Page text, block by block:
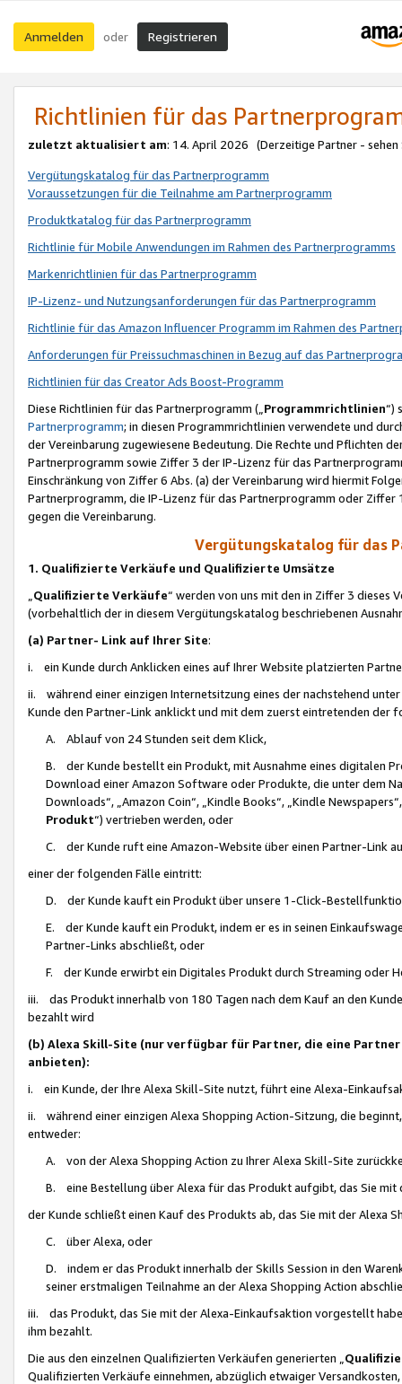
Anmelden oder Registrieren
Richtlinien für das
zuletzt aktualisiert am: 14. April 2026 (Derzeitige Partner - sehen
Vergütungskatalog für das Partnerprogramm
Voraussetzungen für die Teilnahme am Partnerprogramm
Produktkatalog für das Partnerprogramm
Richtlinie für Mobile Anwendungen im Rahmen des Partnerprogramms
Markenrichtlinien für das Partnerprogramm
IP-Lizenz- und Nutzungsanforderungen für das Partnerprogramm
Richtlinie für das Amazon Influencer Programm im Rahmen des
Anforderungen für Preissuchmaschinen in Bezug auf das
Richtlinien für das Creator Ads Boost-Programm
Diese Richtlinien für das Partnerprogramm („Programmrichtlinien“)
Partnerprogramm; in diesen Programmrichtlinien verwendete und
der Vereinbarung zugewiesene Bedeutung. Die Rechte und Pflichten
Partnerprogramm sowie Ziffer 3 der IP-Lizenz für das
Einschränkung von Ziffer 6 Abs. (a) der Vereinbarung wird hiermit
Partnerprogramm, die IP-Lizenz für das Partnerprogramm oder
gegen die Vereinbarung.
Vergütungskatalog für das
1. Qualifizierte Verkäufe und Qualifizierte Umsätze
Qualifizierte Verkäufe“ werden von uns mit den in Ziffer 3
(vorbehaltlich der in diesem Vergütungskatalog beschriebenen
(a) Partner- Link auf Ihrer Site:
i. ein Kunde durch Anklicken eines auf Ihrer Website platzierten
ii. während einer einzigen Internetsitzung eines der nachstehend
Kunde den Partner-Link anklickt und mit dem zuerst eintretenden der
A. Ablauf von 24 Stunden seit dem Klick,
B. der Kunde bestellt ein Produkt, mit Ausnahme eines digitalen
Download einer Amazon Software oder Produkte, die unter dem
Downloads“, „Amazon Coin“, „Kindle Books“, „Kindle
Produkt“) vertrieben werden, oder
C. der Kunde ruft eine Amazon-Website über einen Partner-Link
einer der folgenden Fälle eintritt:
D. der Kunde kauft ein Produkt über unsere 1-Click-
E. der Kunde kauft ein Produkt, indem er es in seinen
Partner-Links abschließt, oder
F. der Kunde erwirbt ein Digitales Produkt durch Streaming oder
iii. das Produkt innerhalb von 180 Tagen nach dem Kauf an den
bezahlt wird
(b) Alexa Skill-Site (nur verfügbar für Partner, die eine
anbieten):
i. ein Kunde, der Ihre Alexa Skill-Site nutzt, führt eine Alexa-
ii. während einer einzigen Alexa Shopping Action-Sitzung, die
entweder:
A. von der Alexa Shopping Action zu Ihrer Alexa Skill-Site
B. eine Bestellung über Alexa für das Produkt aufgibt, das Sie mit
der Kunde schließt einen Kauf des Produkts ab, das Sie mit der Alexa
C. über Alexa, oder
D. indem er das Produkt innerhalb der Skills Session in den
seiner erstmaligen Teilnahme an der Alexa Shopping Action
iii. das Produkt, das Sie mit der Alexa-Einkaufsaktion vorgestellt
ihm bezahlt.
Die aus den einzelnen Qualifizierten Verkäufen generierten „
Qualifizierten Verkäufe einnehmen, abzüglich etwaiger